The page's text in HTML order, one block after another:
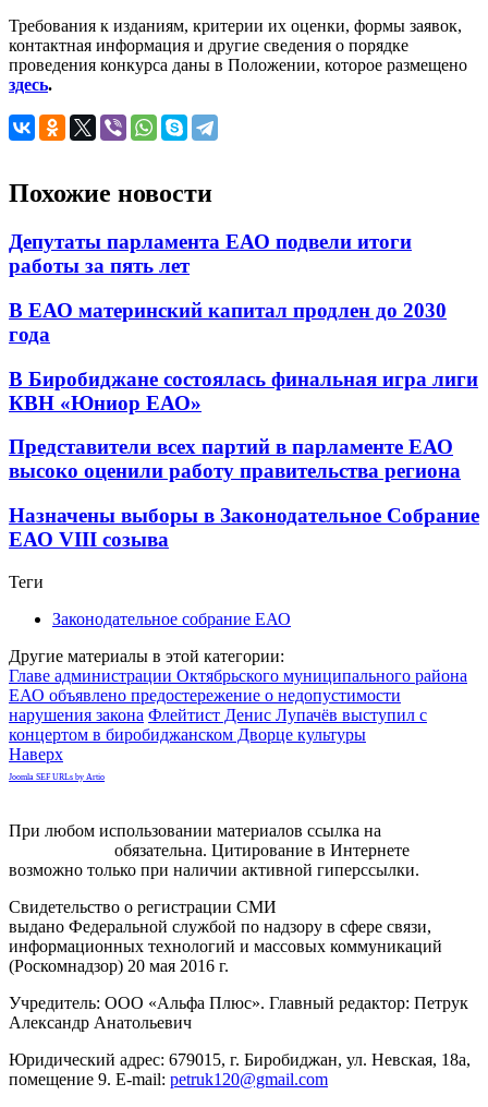
Требования к изданиям, критерии их оценки, формы заявок,
контактная информация и другие сведения о порядке
проведения конкурса даны в Положении, которое размещено
здесь.
Похожие новости
Депутаты парламента ЕАО подвели итоги
работы за пять лет
В ЕАО материнский капитал продлен до 2030
года
В Биробиджане состоялась финальная игра лиги
КВН «Юниор ЕАО»
Представители всех партий в парламенте ЕАО
высоко оценили работу правительства региона
Назначены выборы в Законодательное Собрание
ЕАО VIII созыва
Теги
Законодательное собрание ЕАО
Другие материалы в этой категории:
Главе администрации Октябрьского муниципального района
ЕАО объявлено предостережение о недопустимости
нарушения закона Флейтист Денис Лупачёв выступил с
концертом в биробиджанском Дворце культуры
Наверх
Joomla SEF URLs by Artio
При любом использовании материалов ссылка на
обязательна. Цитирование в Интернете
возможно только при наличии активной гиперссылки.
Свидетельство о регистрации СМИ
выдано Федеральной службой по надзору в сфере связи,
информационных технологий и массовых коммуникаций
(Роскомнадзор) 20 мая 2016 г.
Учредитель: ООО «Альфа Плюс». Главный редактор: Петрук
Александр Анатольевич
Юридический адрес: 679015, г. Биробиджан, ул. Невская, 18а,
помещение 9. E-mail: petruk120@gmail.com